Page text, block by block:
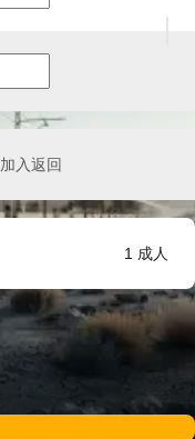
加入返回
1 成人